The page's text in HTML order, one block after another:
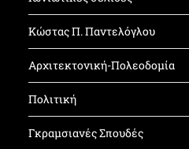
Κώστας Π. Παντελόγλου
Αρχιτεκτονική-Πολεοδομία
Πολιτική
Γκραμσιανές Σπουδές